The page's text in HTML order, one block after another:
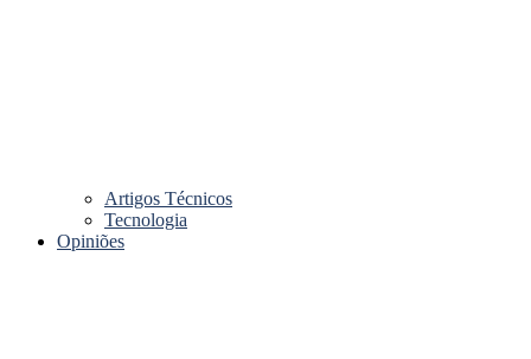
Artigos Técnicos
Tecnologia
Opiniões